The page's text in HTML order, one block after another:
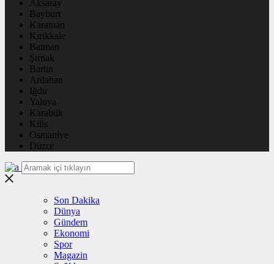
Aksaray
Bayburt
Karaman
Kırıkkale
Batman
Şırnak
Bartın
Ardahan
Iğdır
Yalova
Karabük
Kilis
Osmaniye
Düzce
Son Dakika
Dünya
Gündem
Ekonomi
Spor
Magazin